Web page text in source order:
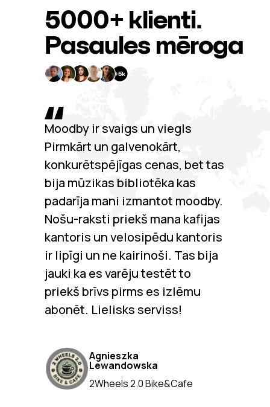
Moodby ir svaigs un viegls
Pirmkārt un galvenokārt,
konkurētspējīgas cenas, bet tas
bija mūzikas bibliotēka kas
padarīja mani izmantot moodby.
Nošu-raksti priekš mana kafijas
kantoris un velosipēdu kantoris
ir lipīgi un ne kairinoši. Tas bija
jauki ka es varēju testēt to
priekš brīvs pirms es izlēmu
abonēt. Lielisks serviss!
Agnieszka
Lewandowska
2Wheels 2.0 Bike&Cafe
5000+ klienti.
Pasaules mēroga